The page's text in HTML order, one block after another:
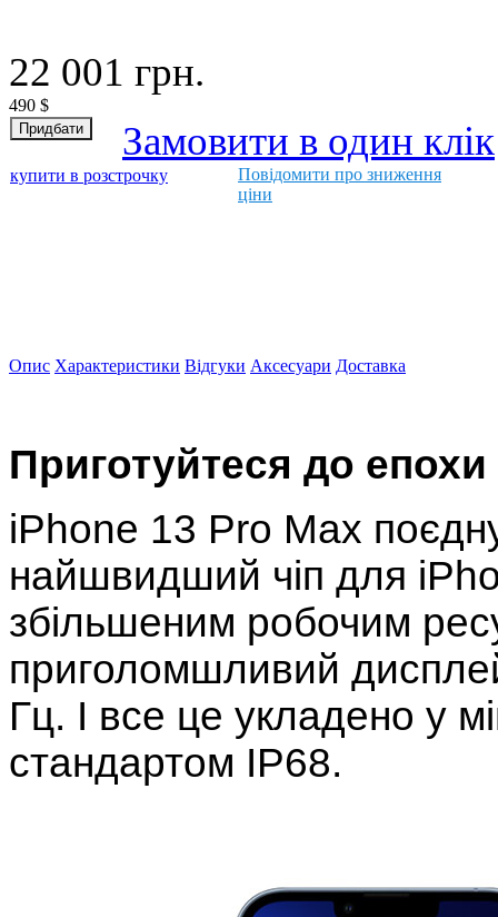
22 001 грн.
490 $
Замовити в один клік
купити в розстрочку
Повідомити про зниження
ціни
Опис Характеристики Відгуки Аксесуари Доставка
Приготуйтеся до
iPhone 13 Pro Max
найшвидший чіп для
збільшеним робочим
приголомшливий
Гц. І все це укладено у
стандартом IP68.